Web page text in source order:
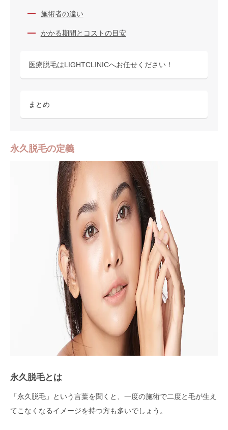
施術者の違い
かかる期間とコストの目安
医療脱毛はLIGHTCLINICへお任せください！
まとめ
永久脱毛の定義
永久脱毛とは
「永久脱毛」という言葉を聞くと、一度の施術で二度と毛が生え
てこなくなるイメージを持つ方も多いでしょう。